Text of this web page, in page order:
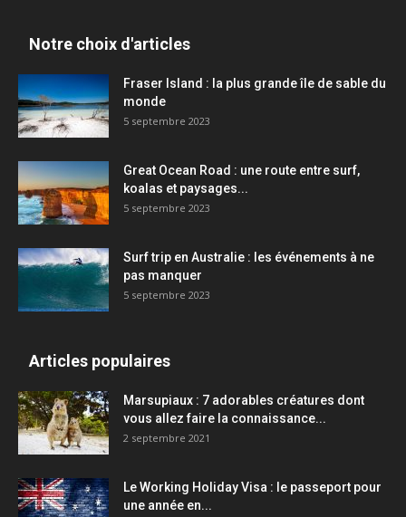
Notre choix d'articles
Fraser Island : la plus grande île de sable du
monde
5 septembre 2023
Great Ocean Road : une route entre surf,
koalas et paysages...
5 septembre 2023
Surf trip en Australie : les événements à ne
pas manquer
5 septembre 2023
Articles populaires
Marsupiaux : 7 adorables créatures dont
vous allez faire la connaissance...
2 septembre 2021
Le Working Holiday Visa : le passeport pour
une année en...